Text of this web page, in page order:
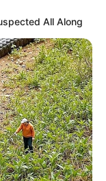
All Along